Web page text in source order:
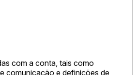
com a conta, tais como
comunicação e definições de